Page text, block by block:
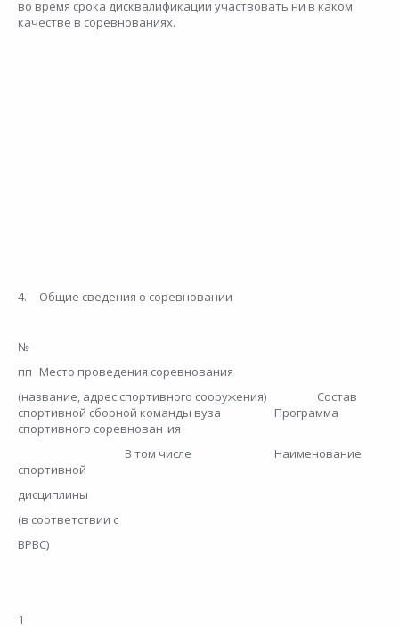
во время срока дисквалификации участвовать ни в каком
качестве в соревнованиях.
4. Общие сведения о соревновании
№
пп Место проведения соревнования
(название, адрес спортивного сооружения)
Состав
спортивной сборной команды вуза
Программа
спортивного соревнован ия
В том числе
Наименование
спортивной
дисциплины
(в соответствии с
ВРВС)
1